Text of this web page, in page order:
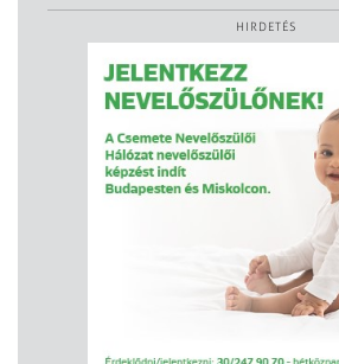
HIRDETÉS